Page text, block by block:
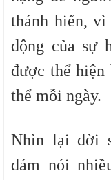
thánh hiến, vì
động của sự
được thể hiện
thể mỗi ngày.
Nhìn lại đời
dám nói